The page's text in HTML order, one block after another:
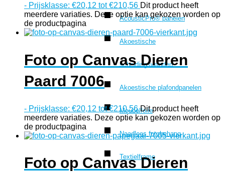
AcousticPro® panelen
Akoestische
scheidingswanden
Akoestische plafondpanelen
Meubelfolie
Naadloos fotobehang
Textielframe
- Prijsklasse: €20,12 tot €210,56 Dit product heeft
meerdere variaties. Deze optie kan gekozen worden op
de productpagina
Foto op Canvas Dieren
Paard 7006
- Prijsklasse: €20,12 tot €210,56 Dit product heeft
meerdere variaties. Deze optie kan gekozen worden op
de productpagina
Foto op Canvas Dieren